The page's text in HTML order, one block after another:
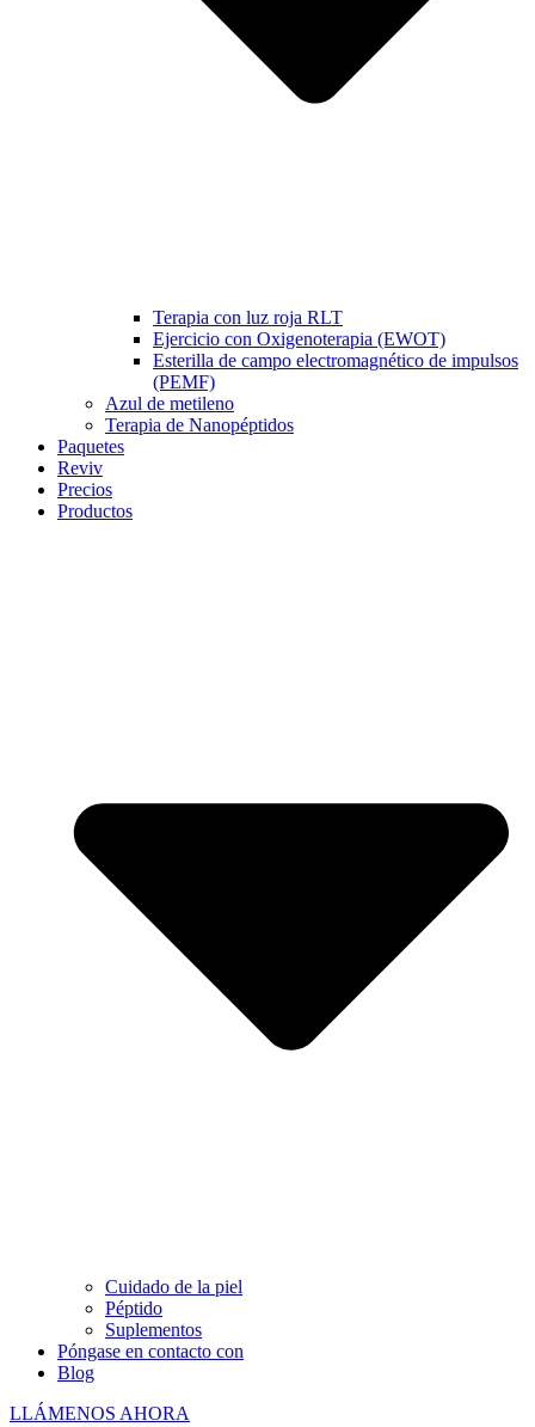
Terapia con luz roja RLT
Ejercicio con Oxigenoterapia (EWOT)
Esterilla de campo electromagnético de impulsos
(PEMF)
Azul de metileno
Terapia de Nanopéptidos
Paquetes
Reviv
Precios
Productos
Cuidado de la piel
Péptido
Suplementos
Póngase en contacto con
Blog
LLÁMENOS AHORA